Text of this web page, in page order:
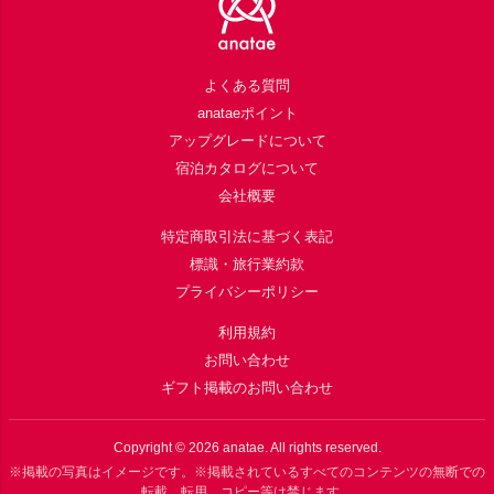
よくある質問
anataeポイント
アップグレードについて
宿泊カタログについて
会社概要
特定商取引法に基づく表記
標識・旅行業約款
プライバシーポリシー
利用規約
お問い合わせ
ギフト掲載のお問い合わせ
Copyright © 2026 anatae. All rights reserved.
※掲載の写真はイメージです。※掲載されているすべてのコンテンツの無断での